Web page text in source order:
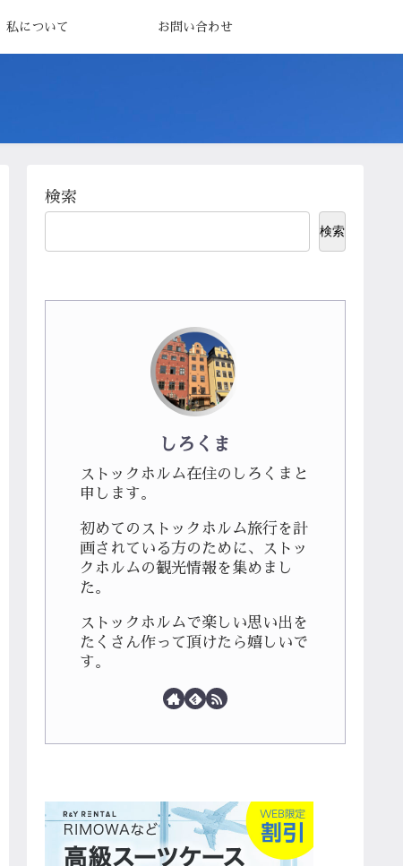
私について お問い合わせ
検索
検索
しろくま
ストックホルム在住のしろくまと
申します。
初めてのストックホルム旅行を計
画されている方のために、ストッ
クホルムの観光情報を集めまし
た。
ストックホルムで楽しい思い出を
たくさん作って頂けたら嬉しいで
す。